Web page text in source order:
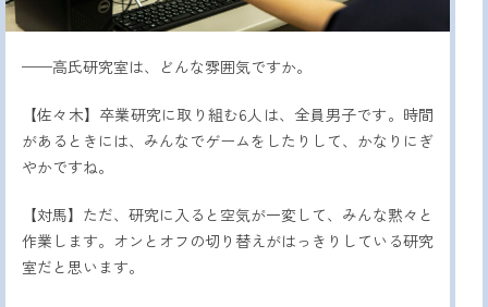
——高氏研究室は、どんな雰囲気ですか。
【佐々木】卒業研究に取り組む6人は、全員男子です。時間
があるときには、みんなでゲームをしたりして、かなりにぎ
やかですね。
【対馬】ただ、研究に入ると空気が一変して、みんな黙々と
作業します。オンとオフの切り替えがはっきりしている研究
室だと思います。